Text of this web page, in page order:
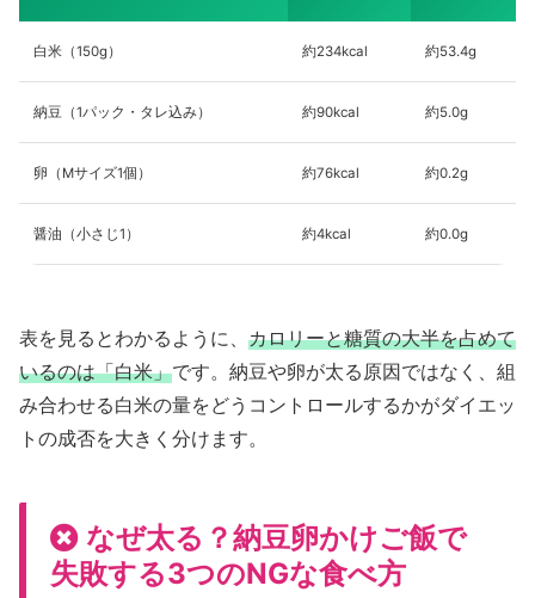
白米（150g） 約234kcal 約53.4g
納豆（1パック・タレ込み） 約90kcal 約5.0g
卵（Mサイズ1個） 約76kcal 約0.2g
醤油（小さじ1） 約4kcal 約0.0g
表を見るとわかるように、 カロリーと糖質の大半を占めて
いるのは「白米」です。納豆や卵が太る原因ではなく、組
み合わせる白米の量をどうコントロールするかがダイエッ
トの成否を大きく分けます。
なぜ太る？納豆卵かけご飯で
失敗する3つのNGな食べ方